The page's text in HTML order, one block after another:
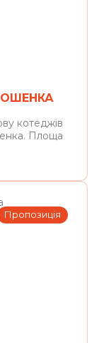
котеджів
Площа
Пропозиція